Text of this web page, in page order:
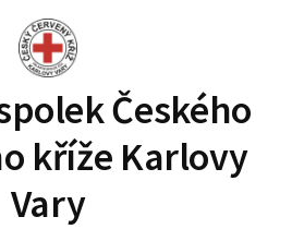
Českého
kříže Karlovy
Vary